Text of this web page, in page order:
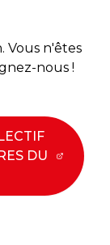
Vous n'êtes
nous !
DU